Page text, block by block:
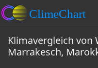
Klimavergleich von
Marrakesch,